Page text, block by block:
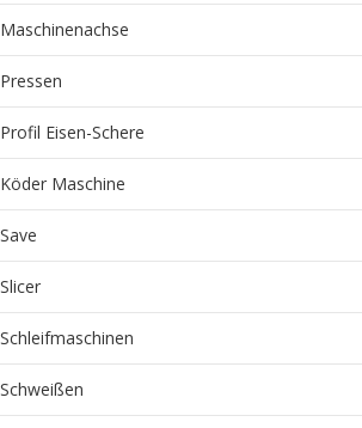
Maschinenachse
Pressen
Profil Eisen-Schere
Köder Maschine
Save
Slicer
Schleifmaschinen
Schweißen